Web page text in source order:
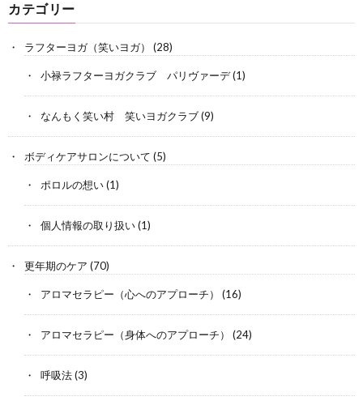
カテゴリー
ラフターヨガ（笑いヨガ） (28)
小禄ラフターヨガクラブ パリヴァーデ(1)
なんもく笑い村 笑いヨガクラブ(9)
ボディケアサロンについて (5)
ポロルの想い(1)
個人情報の取り扱い(1)
更年期のケア (70)
アロマセラピー（心へのアプローチ） (16)
アロマセラピー（身体へのアプローチ） (24)
呼吸法(3)